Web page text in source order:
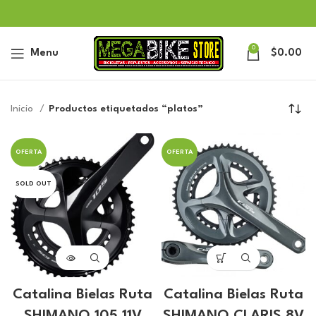
Menu 0 $0.00
Inicio Productos etiquetados “platos”
OFERTA
SOLD OUT
Catalina Bielas Ruta
OFERTA
Catalina Bielas Ruta